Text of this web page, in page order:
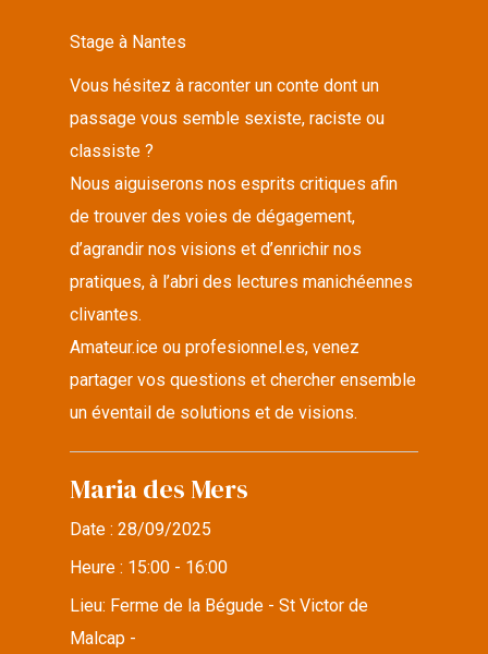
Stage à Nantes
Vous hésitez à raconter un conte dont un
passage vous semble sexiste, raciste ou
classiste ?
Nous aiguiserons nos esprits critiques afin
de trouver des voies de dégagement,
d’agrandir nos visions et d’enrichir nos
pratiques, à l’abri des lectures manichéennes
clivantes.
Amateur.ice ou profesionnel.es, venez
partager vos questions et chercher ensemble
un éventail de solutions et de visions.
Maria des Mers
Date :28/09/2025
Heure : 15:00 - 16:00
Lieu: Ferme de la Bégude - St Victor de
Malcap -